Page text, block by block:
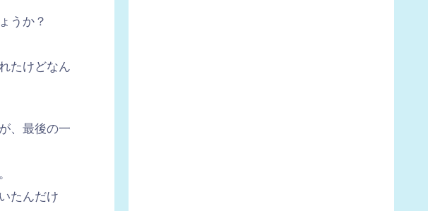
うか？
たけどなん
、最後の一
たんだけ